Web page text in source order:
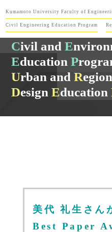
Kumamoto University Faculty of
Civil Engineering Education Program
Civil andE
EducationP
Urban andR
DesignEducation
美代 礼生さ
Best Paper